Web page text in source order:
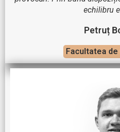
echilibru
Petruț
Facultatea